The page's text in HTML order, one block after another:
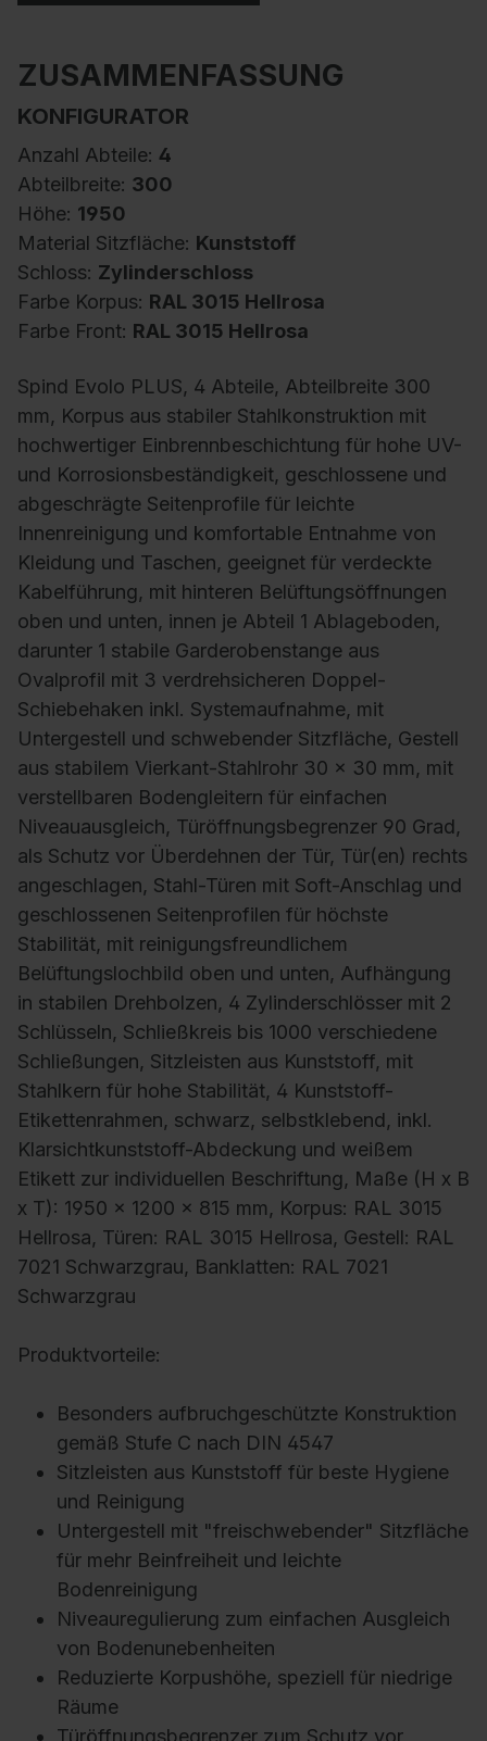
ZUSAMMENFASSUNG
KONFIGURATOR
Anzahl Abteile: 4
Abteilbreite: 300
Höhe: 1950
Material Sitzfläche: Kunststoff
Schloss: Zylinderschloss
Farbe Korpus: RAL 3015 Hellrosa
Farbe Front: RAL 3015 Hellrosa
Spind Evolo PLUS, 4 Abteile, Abteilbreite 300
mm, Korpus aus stabiler Stahlkonstruktion mit
hochwertiger Einbrennbeschichtung für hohe UV-
und Korrosionsbeständigkeit, geschlossene und
abgeschrägte Seitenprofile für leichte
Innenreinigung und komfortable Entnahme von
Kleidung und Taschen, geeignet für verdeckte
Kabelführung, mit hinteren Belüftungsöffnungen
oben und unten, innen je Abteil 1 Ablageboden,
darunter 1 stabile Garderobenstange aus
Ovalprofil mit 3 verdrehsicheren Doppel-
Schiebehaken inkl. Systemaufnahme, mit
Untergestell und schwebender Sitzfläche, Gestell
aus stabilem Vierkant-Stahlrohr 30 x 30 mm, mit
verstellbaren Bodengleitern für einfachen
Niveauausgleich, Türöffnungsbegrenzer 90 Grad,
als Schutz vor Überdehnen der Tür, Tür(en) rechts
angeschlagen, Stahl-Türen mit Soft-Anschlag und
geschlossenen Seitenprofilen für höchste
Stabilität, mit reinigungsfreundlichem
Belüftungslochbild oben und unten, Aufhängung
in stabilen Drehbolzen, 4 Zylinderschlösser mit 2
Schlüsseln, Schließkreis bis 1000 verschiedene
Schließungen, Sitzleisten aus Kunststoff, mit
Stahlkern für hohe Stabilität, 4 Kunststoff-
Etikettenrahmen, schwarz, selbstklebend, inkl.
Klarsichtkunststoff-Abdeckung und weißem
Etikett zur individuellen Beschriftung, Maße (H x B
x T): 1950 x 1200 x 815 mm, Korpus: RAL 3015
Hellrosa, Türen: RAL 3015 Hellrosa, Gestell: RAL
7021 Schwarzgrau, Banklatten: RAL 7021
Schwarzgrau
Produktvorteile:
Besonders aufbruchgeschützte Konstruktion
gemäß Stufe C nach DIN 4547
Sitzleisten aus Kunststoff für beste Hygiene
und Reinigung
Untergestell mit "freischwebender" Sitzfläche
für mehr Beinfreiheit und leichte
Bodenreinigung
Niveauregulierung zum einfachen Ausgleich
von Bodenunebenheiten
Reduzierte Korpushöhe, speziell für niedrige
Räume
Türöffnungsbegrenzer zum Schutz vor